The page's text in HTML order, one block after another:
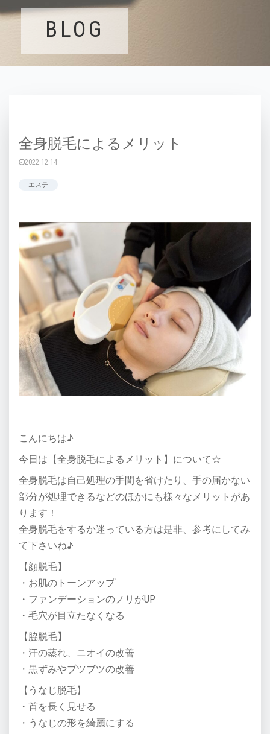
BLOG
全身脱毛によるメリット
2022.12.14
エステ
こんにちは♪
今日は【全身脱毛によるメリット】について☆
全身脱毛は自己処理の手間を省けたり、手の届かない
部分が処理できるなどのほかにも様々なメリットがあ
ります！
全身脱毛をするか迷っている方は是非、参考にしてみ
て下さいね♪
【顔脱毛】
・お肌のトーンアップ
・ファンデーションのノリがUP
・毛穴が目立たなくなる
【脇脱毛】
・汗の蒸れ、ニオイの改善
・黒ずみやブツブツの改善
【うなじ脱毛】
・首を長く見せる
・うなじの形を綺麗にする